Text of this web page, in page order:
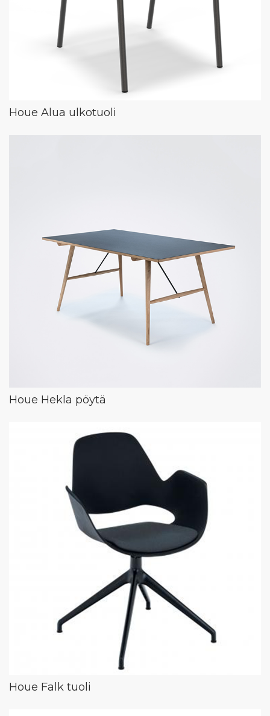
Houe Alua ulkotuoli
Houe Hekla pöytä
Houe Falk tuoli